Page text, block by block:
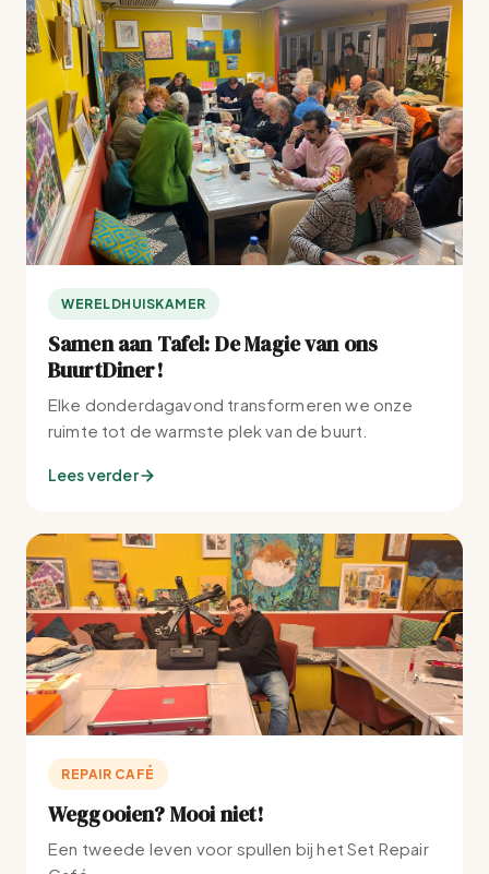
WERELDHUISKAMER
Samen aan Tafel: De Magie van ons
BuurtDiner!
Elke donderdagavond transformeren we onze
ruimte tot de warmste plek van de buurt.
Lees verder
REPAIR CAFÉ
Weggooien? Mooi niet!
Een tweede leven voor spullen bij het Set Repair